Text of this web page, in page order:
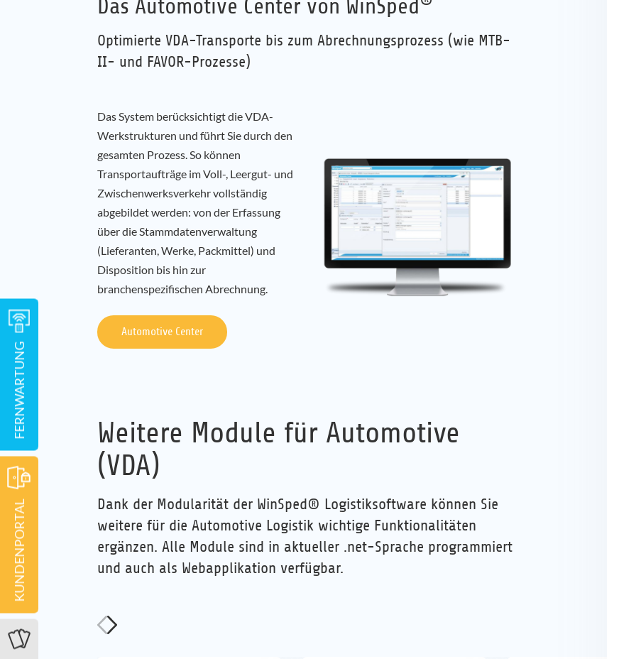
Das Automotive Center von WinSped
Optimierte VDA-Transporte bis zum Abrechnungsprozess (wie MTB-
II- und FAVOR-Prozesse)
Das System berücksichtigt die VDA-
Werkstrukturen und führt Sie durch den
gesamten Prozess. So können
Transportaufträge im Voll-, Leergut- und
Zwischenwerksverkehr vollständig
abgebildet werden: von der Erfassung
über die Stammdatenverwaltung
(Lieferanten, Werke, Packmittel) und
Disposition bis hin zur
branchenspezifischen Abrechnung.
Automotive Center
Weitere Module für Automotive
(VDA)
Dank der Modularität der WinSped® Logistiksoftware können Sie
weitere für die Automotive Logistik wichtige Funktionalitäten
ergänzen. Alle Module sind in aktueller .net-Sprache programmiert
und auch als Webapplikation verfügbar.
KUNDENPORTAL
FERNWARTUNG